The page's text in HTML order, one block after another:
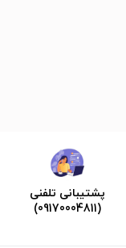
پشتیبانی تلفنی
(09170004811)